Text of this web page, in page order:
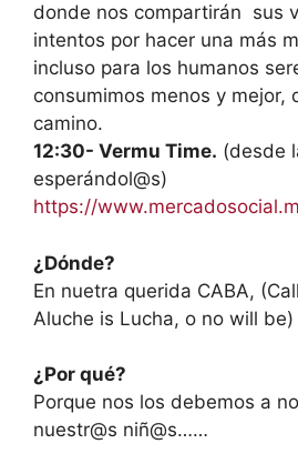
donde nos compartirán sus
intentos por hacer una más
incluso para los humanos
consumimos menos y mejor,
camino.
12:30- Vermu Time. (desde
esperándol@s)
https://
¿Dónde?
En nuetra querida CABA,
Aluche is Lucha, o no will be)
¿Por qué?
Porque nos los debemos a
nuestr@s niñ@s……